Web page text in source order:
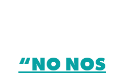
“NO NOS